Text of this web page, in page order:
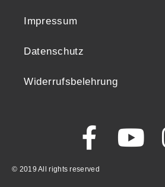
Impressum
Datenschutz
Widerrufsbelehrung
© 2019 All rights reserved